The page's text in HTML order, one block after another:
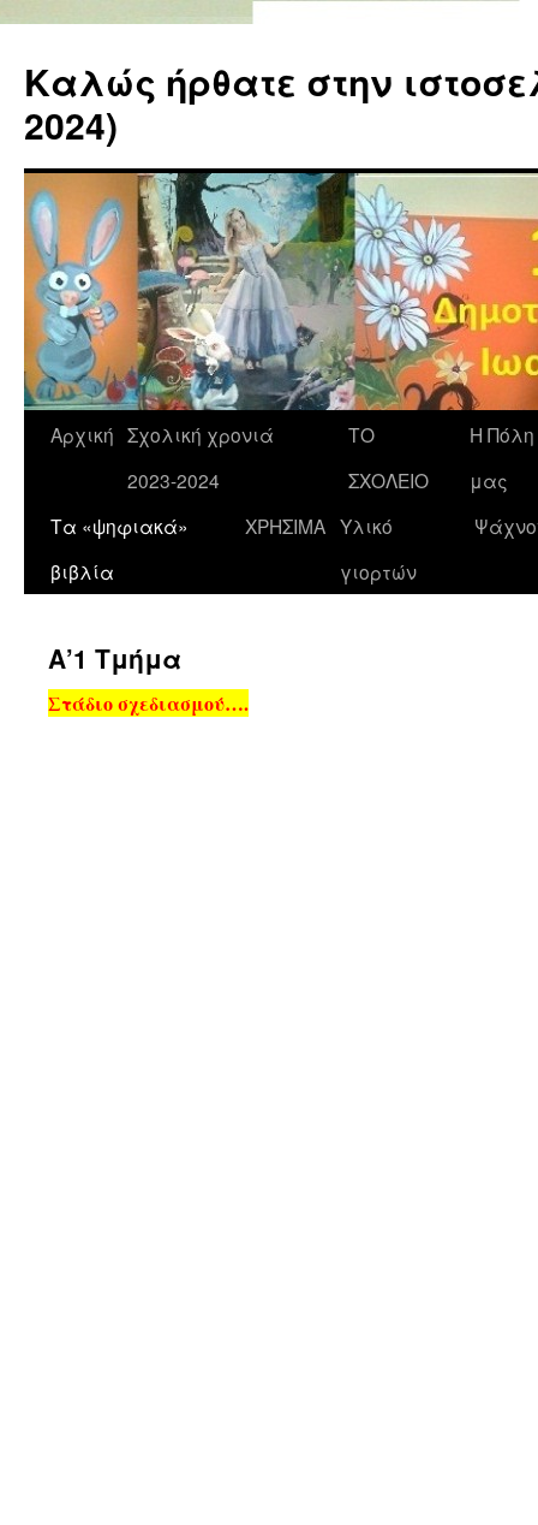
Καλώς ήρθατε στην
2024)
Αρχική Σχολική χρονιά
2023-2024
ΤΟ
ΣΧΟΛΕΙΟ
Η Πόλη
μας
Τα «ψηφιακά»
βιβλία
ΧΡΗΣΙΜΑ Υλικό
γιορτών
Α’1 Τμήμα
Στάδιο σχεδιασμού….